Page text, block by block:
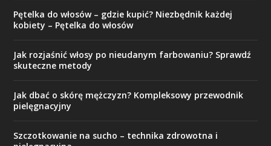
Pętelka do włosów – gdzie kupić? Niezbędnik każdej
kobiety – Pętelka do włosów
Jak rozjaśnić włosy po nieudanym farbowaniu? Sprawdź
skuteczne metody
Jak dbać o skórę mężczyzn? Kompleksowy przewodnik
pielęgnacyjny
Szczotkowanie na sucho – technika zdrowotna i